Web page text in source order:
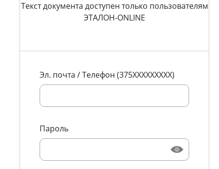
Текст документа доступен только пользователям
ЭТАЛОН-ONLINE
Эл. почта / Телефон (375XXXXXXXXX)
Пароль